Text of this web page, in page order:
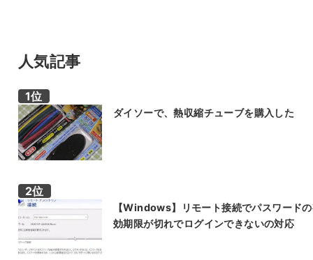
人気記事
ダイソーで、熱収縮チューブを購入した
【Windows】リモート接続でパスワード
効期限が切れでログインできないの対応